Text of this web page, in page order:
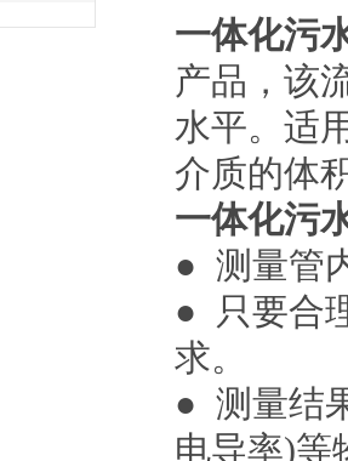
一体化污
产品，该
水平。适
介质的体
一体化污
● 测量管
● 只要合
求。
● 测量结
电导率)